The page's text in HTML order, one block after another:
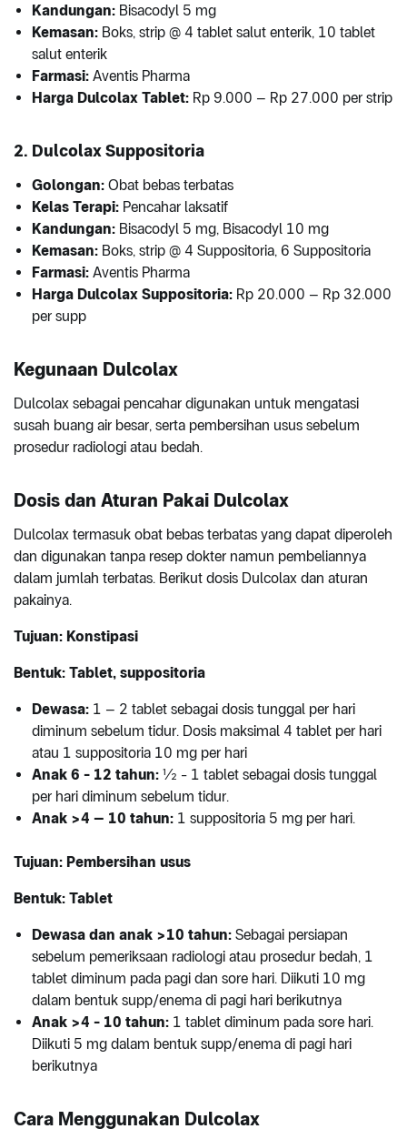
Kandungan: Bisacodyl 5 mg
Kemasan: Boks, strip @ 4 tablet salut enterik, 10 tablet
salut enterik
Farmasi: Aventis Pharma
Harga Dulcolax Tablet: Rp 9.000 – Rp 27.000 per strip
2. Dulcolax Suppositoria
Golongan: Obat bebas terbatas
Kelas Terapi: Pencahar laksatif
Kandungan: Bisacodyl 5 mg, Bisacodyl 10 mg
Kemasan: Boks, strip @ 4 Suppositoria, 6 Suppositoria
Farmasi: Aventis Pharma
Harga Dulcolax Suppositoria: Rp 20.000 – Rp 32.000
per supp
Kegunaan Dulcolax
Dulcolax sebagai pencahar digunakan untuk mengatasi
susah buang air besar, serta pembersihan usus sebelum
prosedur radiologi atau bedah.
Dosis dan Aturan Pakai Dulcolax
Dulcolax termasuk obat bebas terbatas yang dapat diperoleh
dan digunakan tanpa resep dokter namun pembeliannya
dalam jumlah terbatas. Berikut dosis Dulcolax dan aturan
pakainya.
Tujuan: Konstipasi
Bentuk: Tablet, suppositoria
Dewasa: 1 – 2 tablet sebagai dosis tunggal per hari
diminum sebelum tidur. Dosis maksimal 4 tablet per hari
atau 1 suppositoria 10 mg per hari
Anak 6 - 12 tahun: ½ - 1 tablet sebagai dosis tunggal
per hari diminum sebelum tidur.
Anak >4 – 10 tahun: 1 suppositoria 5 mg per hari.
Tujuan: Pembersihan usus
Bentuk: Tablet
Dewasa dan anak >10 tahun: Sebagai persiapan
sebelum pemeriksaan radiologi atau prosedur bedah, 1
tablet diminum pada pagi dan sore hari. Diikuti 10 mg
dalam bentuk supp/enema di pagi hari berikutnya
Anak >4 - 10 tahun: 1 tablet diminum pada sore hari.
Diikuti 5 mg dalam bentuk supp/enema di pagi hari
berikutnya
Cara Menggunakan Dulcolax